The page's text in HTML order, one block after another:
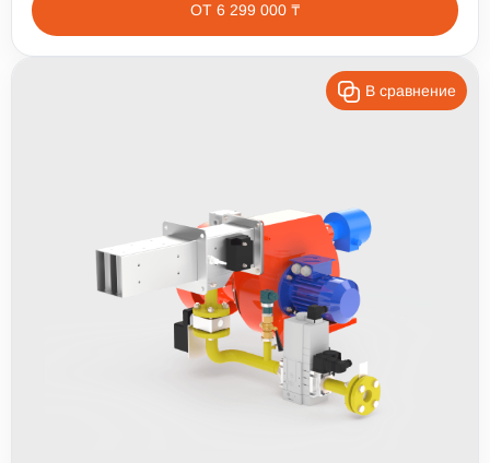
ОТ 6 299 000 ₸
В сравнение